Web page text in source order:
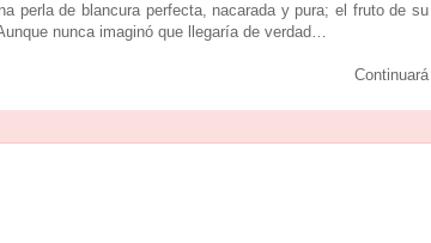
perla de blancura perfecta, nacarada y pura; el fruto de su
nunca imaginó que llegaría de verdad…
Continuará